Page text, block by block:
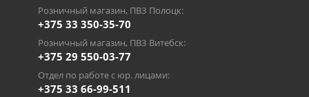
Розничный магазин, ПВЗ Полоцк:
+375 33 350-35-70
Розничный магазин, ПВЗ Витебск:
+375 29 550-03-77
Отдел по работе с юр. лицами:
+375 33 66-99-511